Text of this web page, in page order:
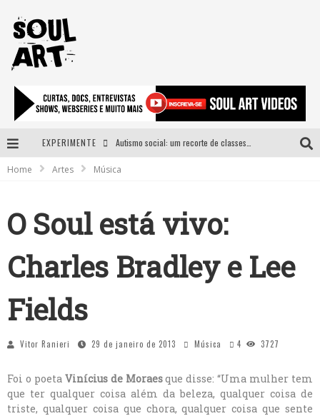
EXPERIMENTE
A subida da rampa é diferente!
Home Artes Música
O Soul está vivo:
Charles Bradley e Lee
Fields
Vitor Ranieri 29 de janeiro de 2013 Música 4 3727
Foi o poeta Vinícius de Moraesque disse: “Uma mulher tem
que ter qualquer coisa além da beleza, qualquer coisa de
triste, qualquer coisa que chora, qualquer coisa que sente